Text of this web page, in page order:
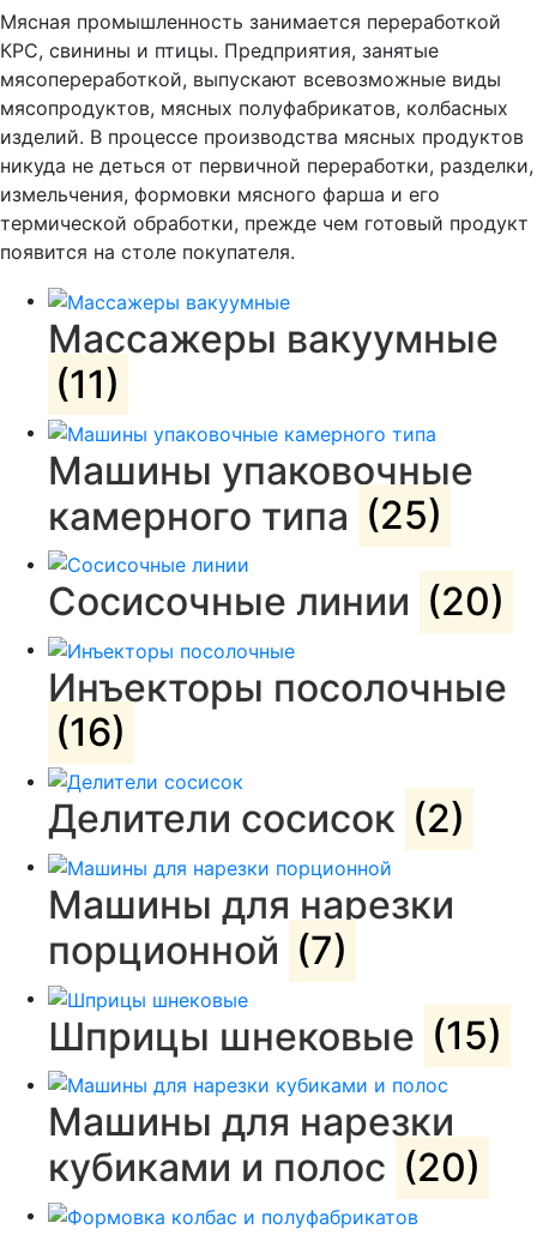
Мясная промышленность занимается переработкой
КРС, свинины и птицы. Предприятия, занятые
мясопереработкой, выпускают всевозможные виды
мясопродуктов, мясных полуфабрикатов, колбасных
изделий. В процессе производства мясных продуктов
никуда не деться от первичной переработки, разделки,
измельчения, формовки мясного фарша и его
термической обработки, прежде чем готовый продукт
появится на столе покупателя.
Массажеры вакуумные
(11)
Машины упаковочные
камерного типа (25)
Сосисочные линии (20)
Инъекторы посолочные
(16)
Делители сосисок (2)
Машины для нарезки
порционной (7)
Шприцы шнековые (15)
Машины для нарезки
кубиками и полос (20)